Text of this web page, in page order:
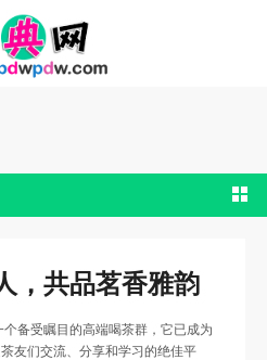
，共品茗香雅韵
备受瞩目的高端喝茶群，它已成为
友们交流、分享和学习的绝佳平